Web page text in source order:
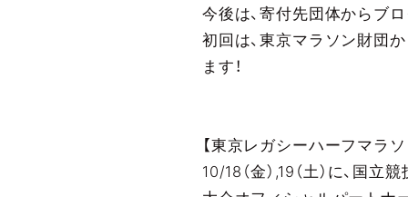
今後は、寄付先団体からブ
初回は、東京マラソン財団
ます！
【東京レガシーハーフマラ
10/18（金）,19（土）に、国